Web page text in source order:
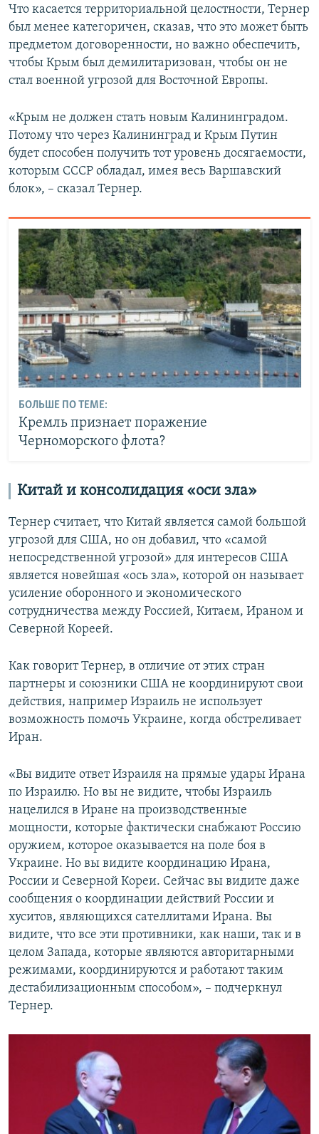
Что касается территориальной целостности, Тернер
был менее категоричен, сказав, что это может быть
предметом договоренности, но важно обеспечить,
чтобы Крым был демилитаризован, чтобы он не
стал военной угрозой для Восточной Европы.
«Крым не должен стать новым Калининградом.
Потому что через Калининград и Крым Путин
будет способен получить тот уровень досягаемости,
которым СССР обладал, имея весь Варшавский
блок», – сказал Тернер.
БОЛЬШЕ ПО ТЕМЕ:
Кремль признает поражение
Черноморского флота?
Китай и консолидация «оси зла»
Тернер считает, что Китай является самой большой
угрозой для США, но он добавил, что «самой
непосредственной угрозой» для интересов США
является новейшая «ось зла», которой он называет
усиление оборонного и экономического
сотрудничества между Россией, Китаем, Ираном и
Северной Кореей.
Как говорит Тернер, в отличие от этих стран
партнеры и союзники США не координируют свои
действия, например Израиль не использует
возможность помочь Украине, когда обстреливает
Иран.
«Вы видите ответ Израиля на прямые удары Ирана
по Израилю. Но вы не видите, чтобы Израиль
нацелился в Иране на производственные
мощности, которые фактически снабжают Россию
оружием, которое оказывается на поле боя в
Украине. Но вы видите координацию Ирана,
России и Северной Кореи. Сейчас вы видите даже
сообщения о координации действий России и
хуситов, являющихся сателлитами Ирана. Вы
видите, что все эти противники, как наши, так и в
целом Запада, которые являются авторитарными
режимами, координируются и работают таким
дестабилизационным способом», – подчеркнул
Тернер.